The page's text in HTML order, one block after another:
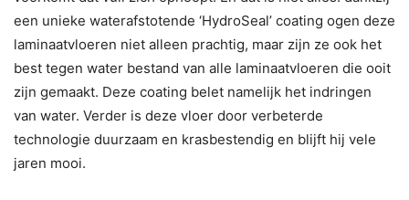
een unieke waterafstotende ‘HydroSeal’ coating ogen deze
laminaatvloeren niet alleen prachtig, maar zijn ze ook het
best tegen water bestand van alle laminaatvloeren die ooit
zijn gemaakt. Deze coating belet namelijk het indringen
van water. Verder is deze vloer door verbeterde
technologie duurzaam en krasbestendig en blijft hij vele
jaren mooi.